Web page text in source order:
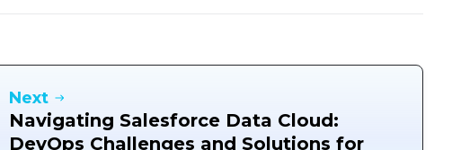
Next
Navigating Salesforce Data Cloud:
DevOps Challenges and Solutions for